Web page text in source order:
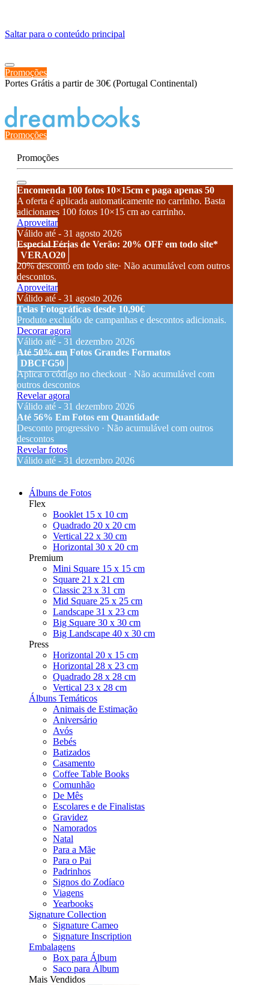
Saltar para o conteúdo principal
Promoções
Portes Grátis a partir de 30€ (Portugal Continental)
Promoções
Promoções
Encomenda 100 fotos 10×15cm e paga apenas 50
A oferta é aplicada automaticamente no carrinho. Basta
adicionares 100 fotos 10×15 cm ao carrinho.
Aproveitar
Válido até - 31 agosto 2026
Especial Férias de Verão: 20% OFF em todo site*
VERAO20
20% desconto em todo site· Não acumulável com outros
descontos.
Aproveitar
Válido até - 31 agosto 2026
Telas Fotográficas desde 10,90€
Produto excluído de campanhas e descontos adicionais.
Decorar agora
Válido até - 31 dezembro 2026
Até 50% em Fotos Grandes Formatos
DBCFG50
Aplica o código no checkout · Não acumulável com
outros descontos
Revelar agora
Válido até - 31 dezembro 2026
Até 56% Em Fotos em Quantidade
Desconto progressivo · Não acumulável com outros
descontos
Revelar fotos
Válido até - 31 dezembro 2026
Álbuns de Fotos
Flex
Booklet 15 x 10 cm
Quadrado 20 x 20 cm
Vertical 22 x 30 cm
Horizontal 30 x 20 cm
Premium
Mini Square 15 x 15 cm
Square 21 x 21 cm
Classic 23 x 31 cm
Mid Square 25 x 25 cm
Landscape 31 x 23 cm
Big Square 30 x 30 cm
Big Landscape 40 x 30 cm
Press
Horizontal 20 x 15 cm
Horizontal 28 x 23 cm
Quadrado 28 x 28 cm
Vertical 23 x 28 cm
Álbuns Temáticos
Animais de Estimação
Aniversário
Avós
Bebés
Batizados
Casamento
Coffee Table Books
Comunhão
De Mês
Escolares e de Finalistas
Gravidez
Namorados
Natal
Para a Mãe
Para o Pai
Padrinhos
Signos do Zodíaco
Viagens
Yearbooks
Signature Collection
Signature Cameo
Signature Inscription
Embalagens
Box para Álbum
Saco para Álbum
Mais Vendidos
≡